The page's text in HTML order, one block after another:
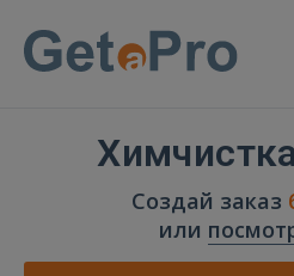
Создай заказ
или